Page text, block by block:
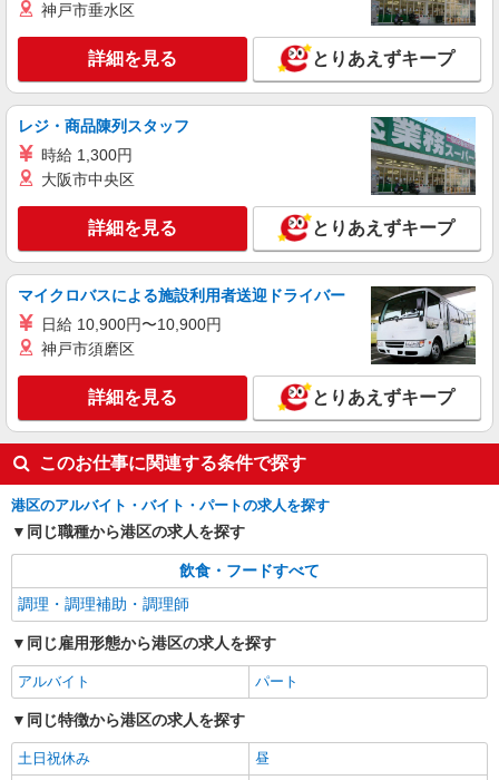
代を1分単位で別途支給します。 ▼理論年収（基
本給12ヵ月＋賞与） 4,200,000〜5,320,000円 ▼
想定年収（理論年収＋残業20H/月）
4,723,256〜5,982,791円 ※給与は経験や前職給与
に応じて決定します。
グランクレール芝浦 （東京都港区芝浦4-18-
25）
キープ 詳細を見る
アルバイト パート
コンパスグループ・ジャパン株式会社 22052_p
パントリースタッフ【アルバイト・パート】
時給1,500円以上 試用期間中 時給1,500円以上
(試用期間2ヶ月) 残業が発生した場合、残業代を1
分単位で別途支給します。
ソニー本社パントリー （東京都港区港南１－
７－１ ソニー本社ビル１２階）
詳細を見る
神戸市垂水区
詳細を見る とりあえずキープ
レジ・商品陳列スタッフ
時給 1,300円
大阪市中央区
詳細を見る とりあえずキープ
マイクロバスによる施設利用者送迎ドライバー
日給 10,900円〜10,900円
神戸市須磨区
詳細を見る とりあえずキープ
このお仕事に関連する条件で探す
港区のアルバイト・バイト・パートの求人を探す
同じ職種から港区の求人を探す
飲食・フードすべて
調理・調理補助・調理師
同じ雇用形態から港区の求人を探す
アルバイト パート
同じ特徴から港区の求人を探す
土日祝休み
昼